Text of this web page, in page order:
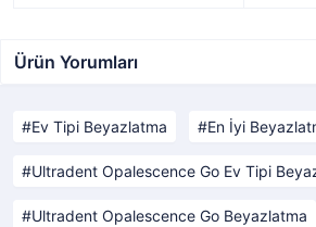
Ürün Yorumları
Ev Tipi Beyazlatma En İyi
Ultradent Opalescence Go Ev Tipi
Ultradent Opalescence Go Beyazlatma